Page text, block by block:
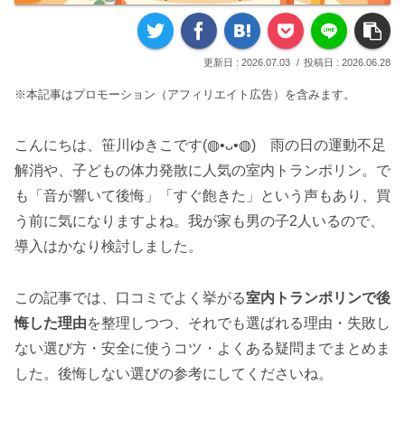
2026.07.03 2026.06.28
※本記事はプロモーション（アフィリエイト広告）を含みます。
こんにちは、笹川ゆきこです(◍•ᴗ•◍) 雨の日の運動不足
解消や、子どもの体力発散に人気の室内トランポリン。で
も「音が響いて後悔」「すぐ飽きた」という声もあり、買
う前に気になりますよね。我が家も男の子2人いるので、
導入はかなり検討しました。
この記事では、口コミでよく挙がる室内トランポリンで後
悔した理由を整理しつつ、それでも選ばれる理由・失敗し
ない選び方・安全に使うコツ・よくある疑問までまとめま
した。後悔しない選びの参考にしてくださいね。